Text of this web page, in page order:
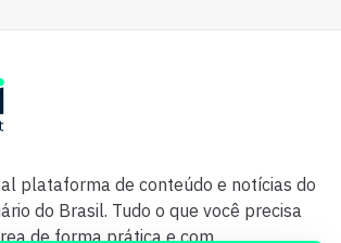
plataforma de conteúdo e notícias do
do Brasil. Tudo o que você precisa
de forma prática e com